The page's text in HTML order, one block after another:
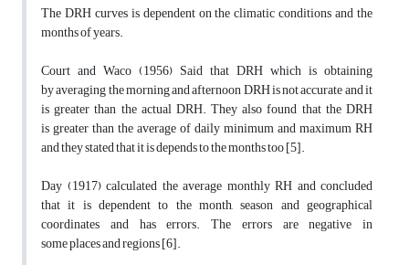
The DRH curves is dependent on the climatic conditions and the
months of years.
Court and Waco (1956) Said that DRH which is obtaining
by averaging the morning and afternoon DRH is not accurate and it
is greater than the actual DRH. They also found that the DRH
is greater than the average of daily minimum and maximum RH
and they stated that it is depends to the months too [5].
Day (1917) calculated the average monthly RH and concluded
that it is dependent to the month, season and geographical
coordinates and has errors. The errors are negative in
some places and regions [6].